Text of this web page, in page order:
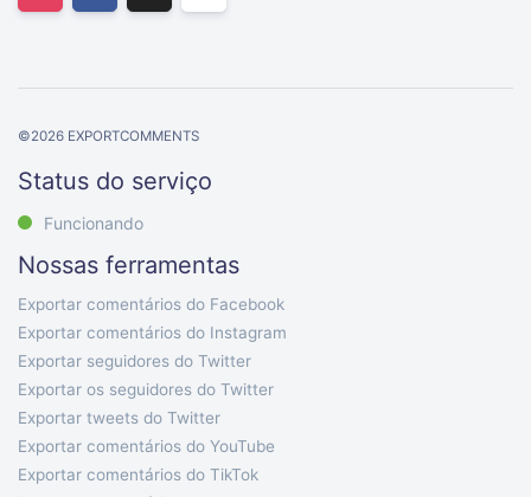
©2026 EXPORTCOMMENTS
Status do serviço
Funcionando
Nossas ferramentas
Exportar comentários do Facebook
Exportar comentários do Instagram
Exportar seguidores do Twitter
Exportar os seguidores do Twitter
Exportar tweets do Twitter
Exportar comentários do YouTube
Exportar comentários do TikTok